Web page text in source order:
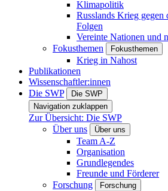
Klimapolitik
Russlands Krieg gegen
Folgen
Vereinte Nationen und
Fokusthemen
Fokusthemen
Krieg in Nahost
Publikationen
Wissenschaftler:innen
Die SWP
Die SWP
Navigation zuklappen
Zur Übersicht: Die SWP
Über uns
Über uns
Team A-Z
Organisation
Grundlegendes
Freunde und Förderer
Forschung
Forschung